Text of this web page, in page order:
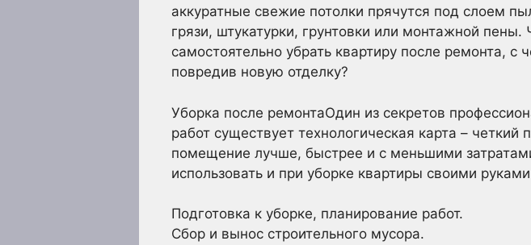
аккуратные свежие потолки прячутся под слоем
грязи, штукатурки, грунтовки или монтажной
самостоятельно убрать квартиру после ремонта, с
повредив новую отделку?
Уборка после ремонтаОдин из секретов
работ существует технологическая карта –
помещение лучше, быстрее и с меньшими
использовать и при уборке квартиры своими
Подготовка к уборке, планирование работ.
Сбор и вынос строительного мусора.